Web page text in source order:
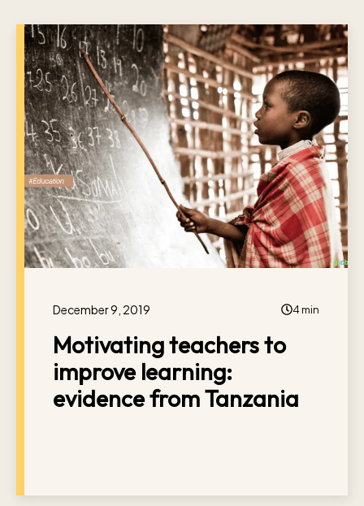
December 9, 2019 4 min
Motivating teachers to
improve learning:
evidence from Tanzania